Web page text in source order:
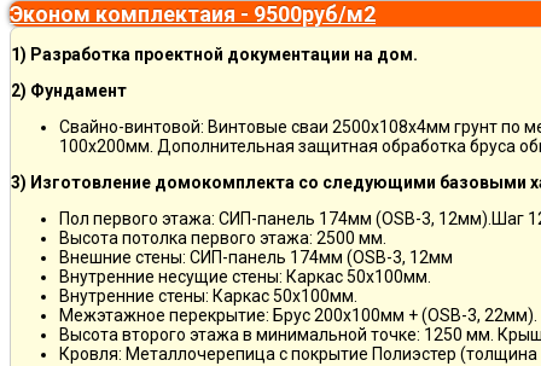
Эконом комплектаия - 9500руб/м2
1) Разработка проектной документации на дом.
2) Фундамент
Свайно-винтовой: Винтовые сваи 2500х108х4мм грунт по
100х200мм. Дополнительная защитная обработка бруса
3) Изготовление домокомплекта со следующими базовыми
Пол первого этажа: СИП-панель 174мм (OSB-3, 12мм).Шаг
Высота потолка первого этажа: 2500 мм.
Внешние стены: СИП-панель 174мм (OSB-3, 12мм
Внутренние несущие стены: Каркас 50х100мм.
Внутренние стены: Каркас 50х100мм.
Межэтажное перекрытие: Брус 200х100мм + (OSB-3, 22мм).
Высота второго этажа в минимальной точке: 1250 мм.
Кровля: Металлочерепица с покрытие Полиэстер